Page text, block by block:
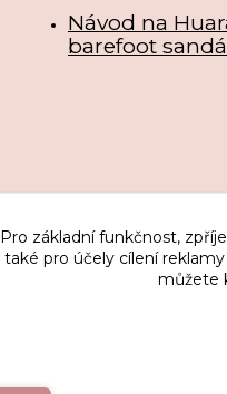
Návod na
barefoot
Pro základní funkčnost,
také pro účely cílení
můžete